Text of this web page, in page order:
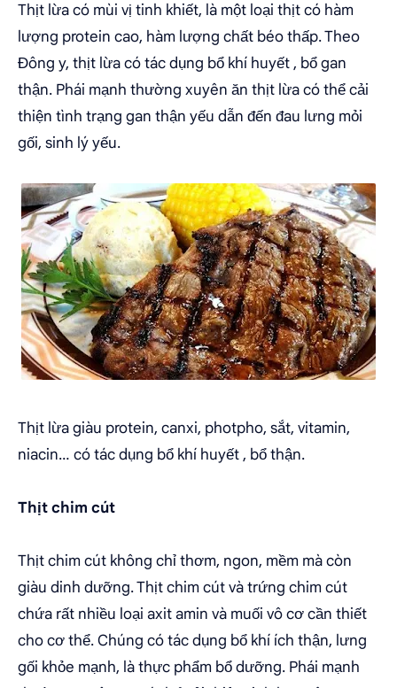
Thịt lừa có mùi vị tinh khiết, là một loại thịt có hàm
lượng protein cao, hàm lượng chất béo thấp. Theo
Đông y, thịt lừa có tác dụng bổ khí huyết , bổ gan
thận. Phái mạnh thường xuyên ăn thịt lừa có thể cải
thiện tình trạng gan thận yếu dẫn đến đau lưng mỏi
gối, sinh lý yếu.
Thịt lừa giàu protein, canxi, photpho, sắt, vitamin,
niacin… có tác dụng bổ khí huyết , bổ thận.
Thịt chim cút
Thịt chim cút không chỉ thơm, ngon, mềm mà còn
giàu dinh dưỡng. Thịt chim cút và trứng chim cút
chứa rất nhiều loại axit amin và muối vô cơ cần thiết
cho cơ thể. Chúng có tác dụng bổ khí ích thận, lưng
gối khỏe mạnh, là thực phẩm bổ dưỡng. Phái mạnh